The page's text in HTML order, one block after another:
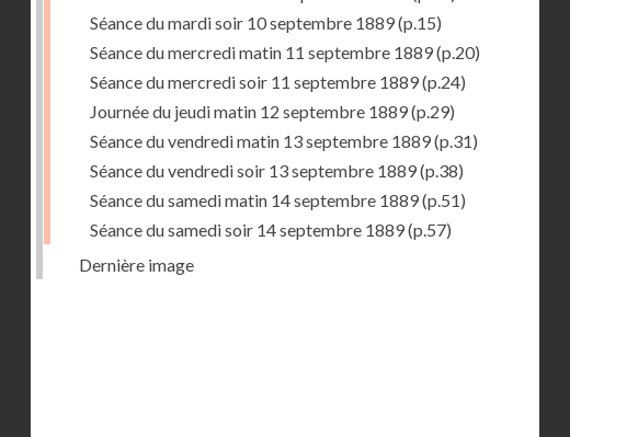
Séance du mardi soir 10 septembre 1889(p.15)
Séance du mercredi matin 11 septembre 1889(p.20)
Séance du mercredi soir 11 septembre 1889(p.24)
Journée du jeudi matin 12 septembre 1889(p.29)
Séance du vendredi matin 13 septembre 1889(p.31)
Séance du vendredi soir 13 septembre 1889(p.38)
Séance du samedi matin 14 septembre 1889(p.51)
Séance du samedi soir 14 septembre 1889(p.57)
Dernière image